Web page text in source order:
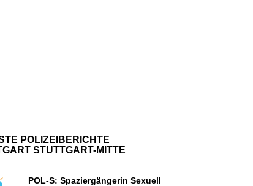
POLIZEIBERICHTE
STUTTGART-MITTE
POL-S: Spaziergängerin Sexuell